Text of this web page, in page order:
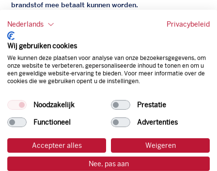
brandstof mee betaalt kunnen worden.
korting. Mocht de pompprijs toch lager zijn dan betaal je
natuurlijk de prijs aan de pomp. Zo ben je altijd verzekerd
van de laagste prijs.
tankpas aanvragen
laadpas aanvragen
Nederlands Privacybeleid
Wij gebruiken cookies
We kunnen deze plaatsen voor analyse van onze bezoekersgegevens, om
onze website te verbeteren, gepersonaliseerde inhoud te tonen en om u
een geweldige website-ervaring te bieden. Voor meer informatie over de
cookies die we gebruiken opent u de instellingen.
Noodzakelijk Prestatie
Functioneel Advertenties
Accepteer alles Weigeren
Nee, pas aan